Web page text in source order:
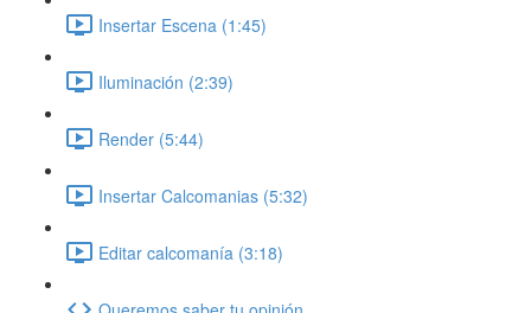
Insertar Escena (1:45)
Iluminación (2:39)
Render (5:44)
Insertar Calcomanias (5:32)
Editar calcomanía (3:18)